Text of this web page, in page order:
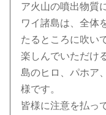
ア火山の噴出物質
ワイ諸島は、全体
たるところに吹い
楽しんでいただけ
島のヒロ、パホア
様です。
皆様に注意を払っ